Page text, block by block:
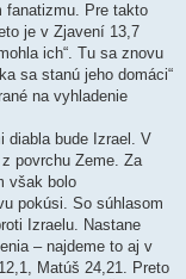
fanatizmu. Pre takto
je v Zjavení 13,7
ich“. Tu sa znovu
sa stanú jeho domáci“
na vyhladenie
diabla bude Izrael. V
povrchu Zeme. Za
však bolo
pokúsi. So súhlasom
Izraelu. Nastane
– najdeme to aj v
Matúš 24,21. Preto